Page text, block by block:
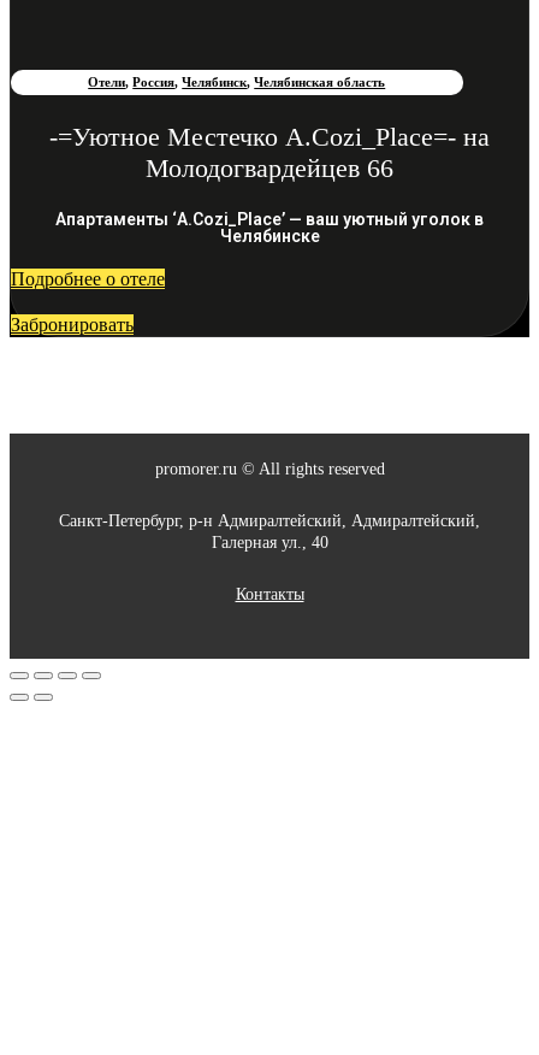
Отели,Россия,Челябинск,Челябинская область
-=Уютное Местечко A.Cozi_Place=- на
Молодогвардейцев 66
Апартаменты ‘A.Cozi_Place’ — ваш уютный уголок в
Челябинске
Подробнее о отеле
Забронировать
promorer.ru © All rights reserved
Санкт-Петербург, р-н Адмиралтейский, Адмиралтейский,
Галерная ул., 40
Контакты